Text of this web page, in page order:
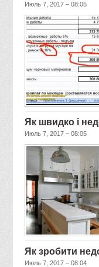
Июль 7, 2017 – 08:05
Як швидко і
Июль 7, 2017 – 08:05
Як зробити
Июль 7, 2017 – 08:04